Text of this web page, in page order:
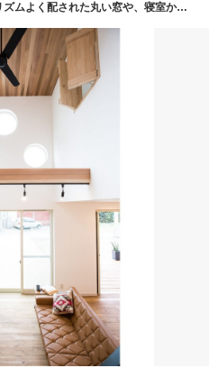
リビングは開放的な吹き抜け空間。リズムよく配された丸い窓や、寝室から続く小窓など、遊び心をプラス。天井いっぱいにレッドシダーの天然木を敷き詰めたことで、思わず深呼吸したくなるような気持ちよさ。オリジナルの無添加漆喰に太陽の光が当たり、家中がいつも明るい